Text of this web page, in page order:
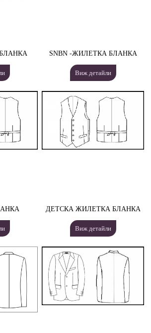
SNBN -ЖИЛЕТКА БЛАНКА
Виж детайли
ДЕТСКА ЖИЛЕТКА БЛАНКА
Виж детайли